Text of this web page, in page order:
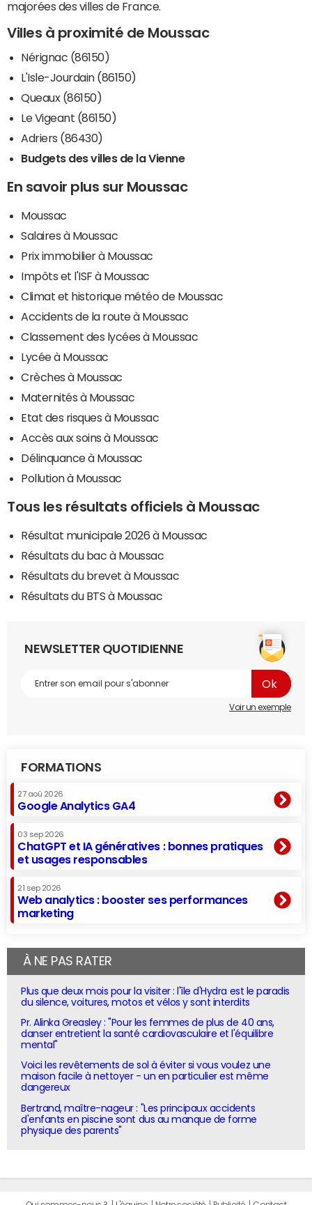
majorées des villes de France.
Villes à proximité de Moussac
Nérignac (86150)
L'Isle-Jourdain (86150)
Queaux (86150)
Le Vigeant (86150)
Adriers (86430)
Budgets des villes de la Vienne
En savoir plus sur Moussac
Moussac
Salaires à Moussac
Prix immobilier à Moussac
Impôts et l'ISF à Moussac
Climat et historique météo de Moussac
Accidents de la route à Moussac
Classement des lycées à Moussac
Lycée à Moussac
Crèches à Moussac
Maternités à Moussac
Etat des risques à Moussac
Accès aux soins à Moussac
Délinquance à Moussac
Pollution à Moussac
Tous les résultats officiels à Moussac
Résultat municipale 2026 à Moussac
Résultats du bac à Moussac
Résultats du brevet à Moussac
Résultats du BTS à Moussac
NEWSLETTER QUOTIDIENNE
Voir un exemple
FORMATIONS
27 aoû 2026
Google Analytics GA4
03 sep 2026
ChatGPT et IA génératives : bonnes pratiques
et usages responsables
21 sep 2026
Web analytics : booster ses performances
marketing
À NE PAS RATER
Plus que deux mois pour la visiter : l'île d'Hydra est le paradis
du silence, voitures, motos et vélos y sont interdits
Pr. Alinka Greasley : "Pour les femmes de plus de 40 ans,
danser entretient la santé cardiovasculaire et l'équilibre
mental"
Voici les revêtements de sol à éviter si vous voulez une
maison facile à nettoyer - un en particulier est même
dangereux
Bertrand, maître-nageur : "Les principaux accidents
d'enfants en piscine sont dus au manque de forme
physique des parents"